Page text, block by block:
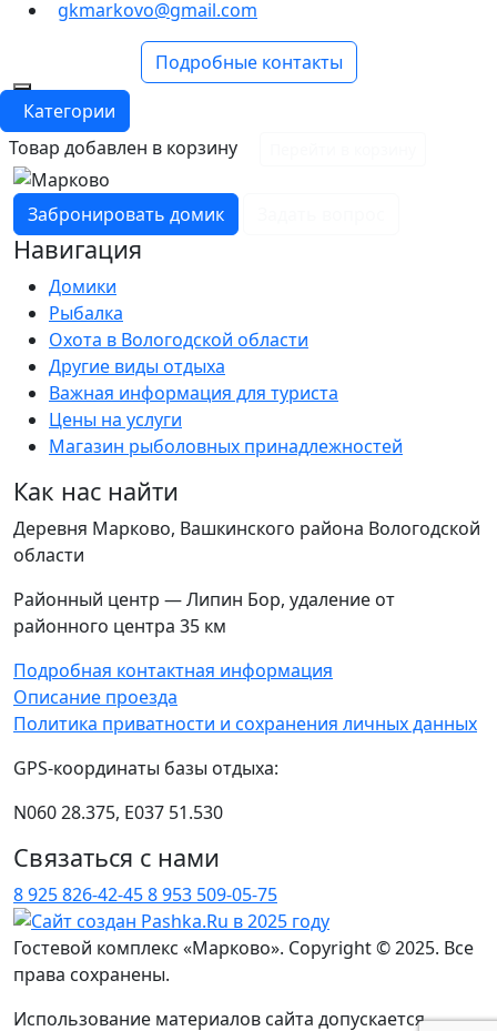
gkmarkovo@gmail.com
Подробные контакты
Категории
Товар добавлен в корзину
Забронировать домик
Навигация
Домики
Рыбалка
Охота в Вологодской области
Другие виды отдыха
Важная информация для туриста
Цены на услуги
Магазин рыболовных принадлежностей
Как нас найти
Деревня Марково, Вашкинского района Вологодской
области
Районный центр — Липин Бор, удаление от
районного центра 35 км
Подробная контактная информация
Описание проезда
Политика приватности и сохранения личных данных
GPS-координаты базы отдыха:
N060 28.375, E037 51.530
Связаться с нами
8 925 826-42-458 953 509-05-75
Гостевой комплекс «Марково». Copyright © 2025. Все
права сохранены.
Использование материалов сайта допускается